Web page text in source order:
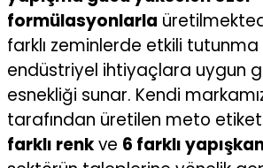
formülasyonlarla
farklı zeminlerde etkili
endüstriyel ihtiyaçlara uygun
esnekliği sunar. Kendi
tarafından üretilen meto
farklı renkve 6 farklı